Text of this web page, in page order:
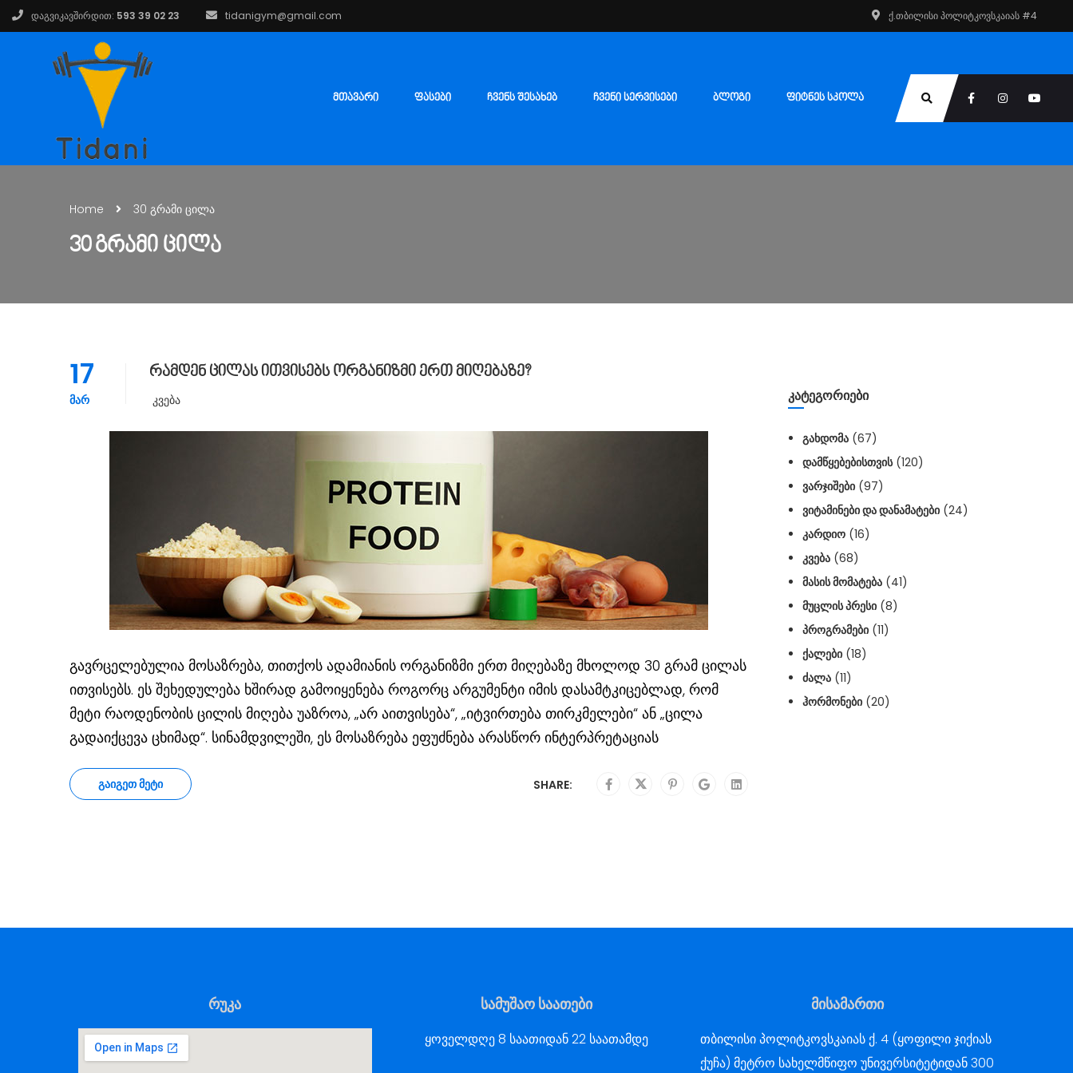
დაგვიკავშირდით: 593 39 02 23 tidanigym@gmail.com ქ.თბილისი პოლიტკოვსკაიას #4
ᲛᲗᲐᲕᲐᲠᲘ ᲤᲐᲡᲔᲑᲘ ᲩᲕᲔᲜᲡ ᲨᲔᲡᲐᲮᲔᲑ ᲩᲕᲔᲜᲘ ᲡᲔᲠᲕᲘᲡᲔᲑᲘ ᲑᲚᲝᲒᲘ ᲤᲘᲢᲜᲔᲡ ᲡᲙᲝᲚᲐ
Home 30 გრამი ცილა
30 ᲒᲠᲐᲛᲘ ᲪᲘᲚᲐ
17
ᲛᲐᲠ
რამდენ ცილას ითვისებს ორგანიზმი ერთ მიღებაზე?
Კვება
გავრცელებულია მოსაზრება, თითქოს ადამიანის ორგანიზმი ერთ მიღებაზე მხოლოდ 30 გრამ ცილას
ითვისებს. ეს შეხედულება ხშირად გამოიყენება როგორც არგუმენტი იმის დასამტკიცებლად, რომ
მეტი რაოდენობის ცილის მიღება უაზროა, „არ აითვისება“, „იტვირთება თირკმელები“ ან „ცილა
გადაიქცევა ცხიმად“. სინამდვილეში, ეს მოსაზრება ეფუძნება არასწორ ინტერპრეტაციას
ᲒᲐᲘᲒᲔᲗ ᲛᲔᲢᲘ SHARE:
ᲙᲐᲢᲔᲒᲝᲠᲘᲔᲑᲘ
ᲒᲐᲮᲓᲝᲛᲐ (67)
ᲓᲐᲛᲬᲧᲔᲑᲔᲑᲘᲡᲗᲕᲘᲡ(120)
ᲕᲐᲠᲯᲘᲨᲔᲑᲘ (97)
ᲕᲘᲢᲐᲛᲘᲜᲔᲑᲘ ᲓᲐ ᲓᲐᲜᲐᲛᲐᲢᲔᲑᲘ (24)
ᲙᲐᲠᲓᲘᲝ (16)
ᲙᲕᲔᲑᲐ (68)
ᲛᲐᲡᲘᲡ ᲛᲝᲛᲐᲢᲔᲑᲐ (41)
ᲛᲣᲪᲚᲘᲡ ᲞᲠᲔᲡᲘ (8)
ᲞᲠᲝᲒᲠᲐᲛᲔᲑᲘ (11)
ᲥᲐᲚᲔᲑᲘ (18)
ᲫᲐᲚᲐ (11)
ᲰᲝᲠᲛᲝᲜᲔᲑᲘ (20)
რუკა სამუშაო საათები
ყოველდღე 8 საათიდან 22 საათამდე
მისამართი
თბილისი პოლიტკოვსკაიას ქ. 4 (ყოფილი ჯიქიას
ქუჩა) მეტრო სახელმწიფო უნივერსიტეტიდან 300